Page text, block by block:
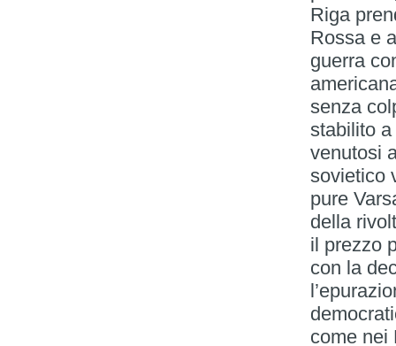
Riga
Rossa e
guerra
senza
stabilito
venutosi
sovietico
pure
della
il prezzo
con la
come nei